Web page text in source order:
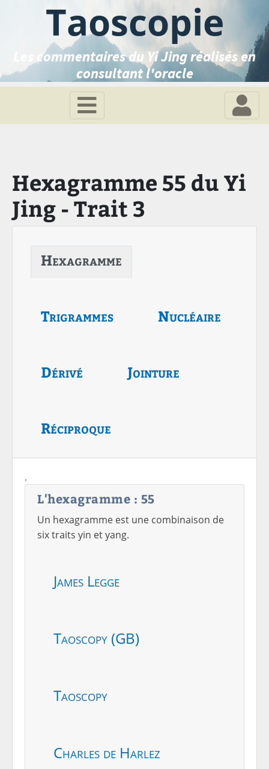
Taoscopie
Les commentaires du Yi Jing réalisés en
consultant l'oracle
Hexagramme 55 du Yi
Jing - Trait 3
Hexagramme
Trigrammes Nucléaire
Dérivé Jointure
Réciproque
.
L'hexagramme : 55
Un hexagramme est une combinaison de
six traits yin et yang.
James Legge
Taoscopy (GB)
Taoscopy
Charles de Harlez